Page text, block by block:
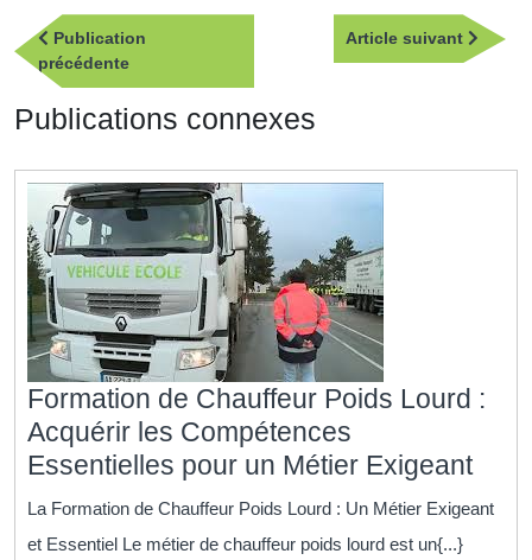
Navigation
de
l’article
Publication
précédentePublication
précédente
Article suivant
Article
Publications connexes
Formation de Chauffeur Poids Lourd :
Acquérir les Compétences
Essentielles pour un Métier Exigeant
de
La Formation de Chauffeur Poids Lourd : Un Métier Exigeant
et Essentiel Le métier de chauffeur poids lourd est un{...}